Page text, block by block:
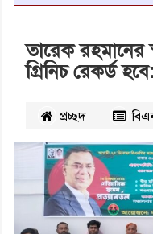
তারেক রহমানের
গ্রিনিচ রেকর্ড
প্রচ্ছদ